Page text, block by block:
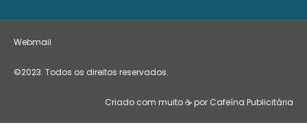
Webmail
©2023. Todos os direitos reservados.
Criado com muito ☕ por Cafeína Publicitária